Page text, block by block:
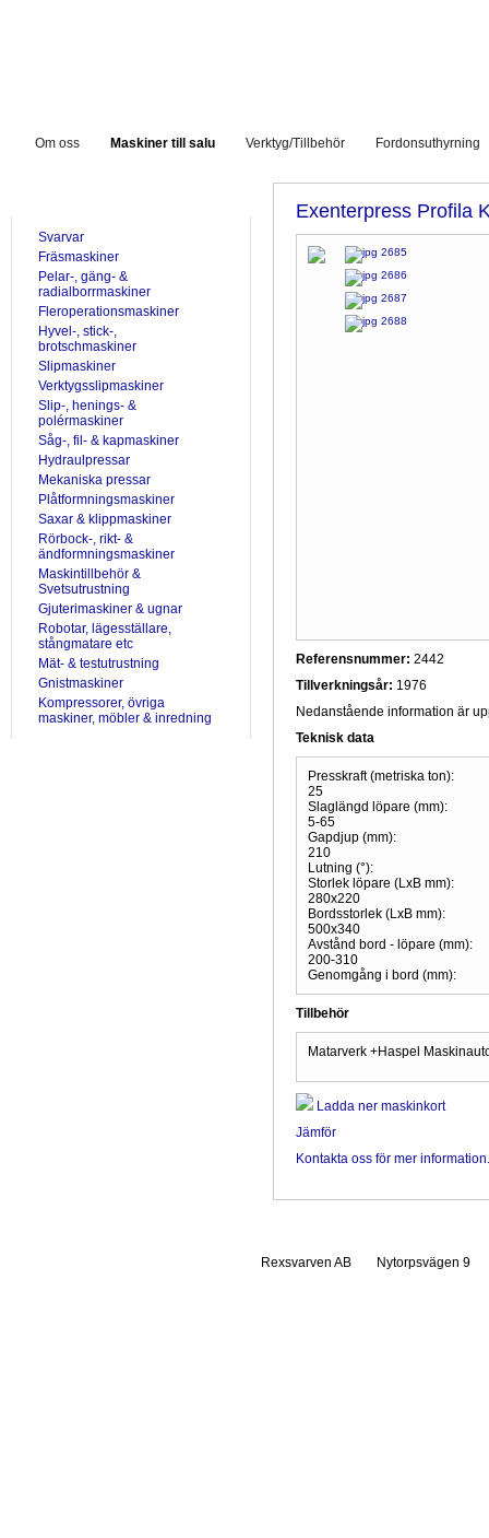
Om oss Maskiner till salu Verktyg/Tillbehör Fordonsuthyrning
Svarvar
Fräsmaskiner
Pelar-, gäng- &
radialborrmaskiner
Fleroperationsmaskiner
Hyvel-, stick-,
brotschmaskiner
Slipmaskiner
Verktygsslipmaskiner
Slip-, henings- &
polérmaskiner
Såg-, fil- & kapmaskiner
Hydraulpressar
Mekaniska pressar
Plåtformningsmaskiner
Saxar & klippmaskiner
Rörbock-, rikt- &
ändformningsmaskiner
Maskintillbehör &
Svetsutrustning
Gjuterimaskiner & ugnar
Robotar, lägesställare,
stångmatare etc
Mät- & testutrustning
Gnistmaskiner
Kompressorer, övriga
maskiner, möbler & inredning
Exenterpress Profila
Referensnummer: 2442
Tillverkningsår: 1976
Nedanstående information är
Teknisk data
Presskraft (metriska ton):
25
Slaglängd löpare (mm):
5-65
Gapdjup (mm):
210
Lutning (°):
Storlek löpare (LxB mm):
280x220
Bordsstorlek (LxB mm):
500x340
Avstånd bord - löpare (mm):
200-310
Genomgång i bord (mm):
Tillbehör
Matarverk +Haspel
Ladda ner maskinkort
Jämför
Kontakta oss för mer information.
Rexsvarven AB Nytorpsvägen 9